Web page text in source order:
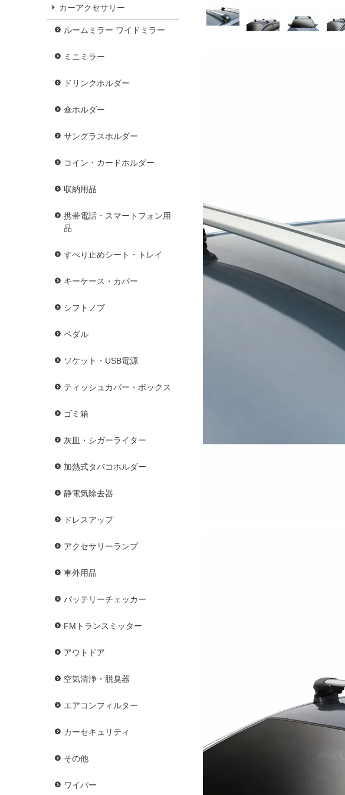
カーアクセサリー
ルームミラー ワイドミラー
ミニミラー
ドリンクホルダー
傘ホルダー
サングラスホルダー
コイン・カードホルダー
収納用品
携帯電話・スマートフォン用
品
すべり止めシート・トレイ
キーケース・カバー
シフトノブ
ペダル
ソケット・USB電源
ティッシュカバー・ボックス
ゴミ箱
灰皿・シガーライター
加熱式タバコホルダー
静電気除去器
ドレスアップ
アクセサリーランプ
車外用品
バッテリーチェッカー
FMトランスミッター
アウトドア
空気清浄・脱臭器
エアコンフィルター
カーセキュリティ
その他
ワイパー